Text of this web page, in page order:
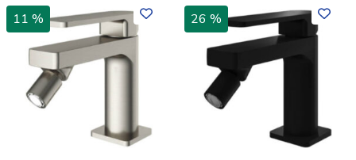
11 % 26 %